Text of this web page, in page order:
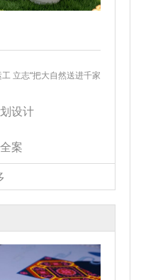
立志“把大自然送进千家
设计
案